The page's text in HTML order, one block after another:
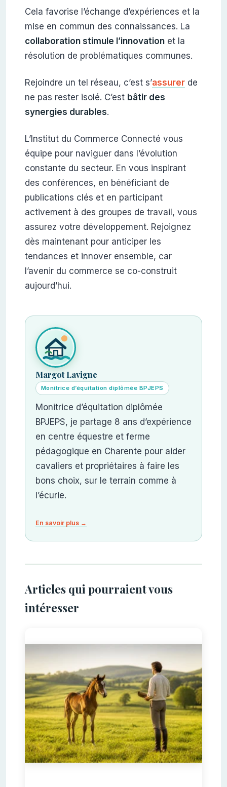
Cela favorise l’échange d’expériences et la
mise en commun des connaissances. La
collaboration stimule l’innovationet la
résolution de problématiques communes.
Rejoindre un tel réseau, c’est s’assurerde
ne pas rester isolé. C’est bâtir des
synergies durables.
L’Institut du Commerce Connecté vous
équipe pour naviguer dans l’évolution
constante du secteur. En vous inspirant
des conférences, en bénéficiant de
publications clés et en participant
activement à des groupes de travail, vous
assurez votre développement. Rejoignez
dès maintenant pour anticiper les
tendances et innover ensemble, car
l’avenir du commerce se co-construit
aujourd’hui.
Margot Lavigne
Monitrice d’équitation diplômée BPJEPS
Monitrice d’équitation diplômée
BPJEPS, je partage 8 ans d’expérience
en centre équestre et ferme
pédagogique en Charente pour aider
cavaliers et propriétaires à faire les
bons choix, sur le terrain comme à
l’écurie.
En savoir plus →
Articles qui pourraient vous
intéresser